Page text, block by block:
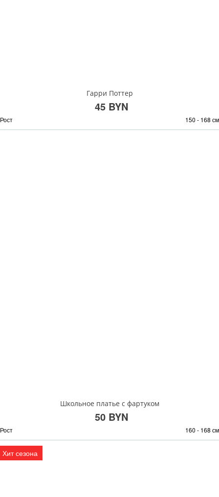
Гарри Поттер
45 BYN
Рост 150 - 168 см
Школьное платье с фартуком
50 BYN
Рост 160 - 168 см
Хит сезона